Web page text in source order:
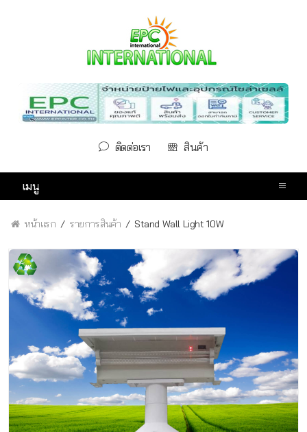
ติดต่อเรา สินค้า
เมนู
หน้าแรก รายการสินค้า Stand Wall Light 10W